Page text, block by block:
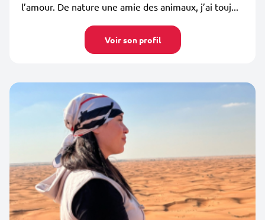
l’amour. De nature une amie des animaux, j’ai touj...
Voir son profil